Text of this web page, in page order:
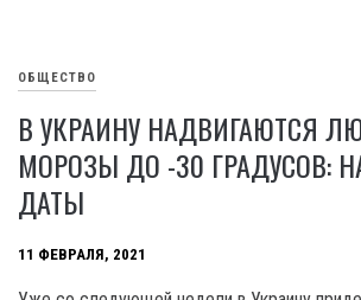
ОБЩЕСТВО
В УКРАИНУ НАДВИГАЮТСЯ
МОРОЗЫ ДО -30 ГРАДУСОВ:
ДАТЫ
11 ФЕВРАЛЯ, 2021